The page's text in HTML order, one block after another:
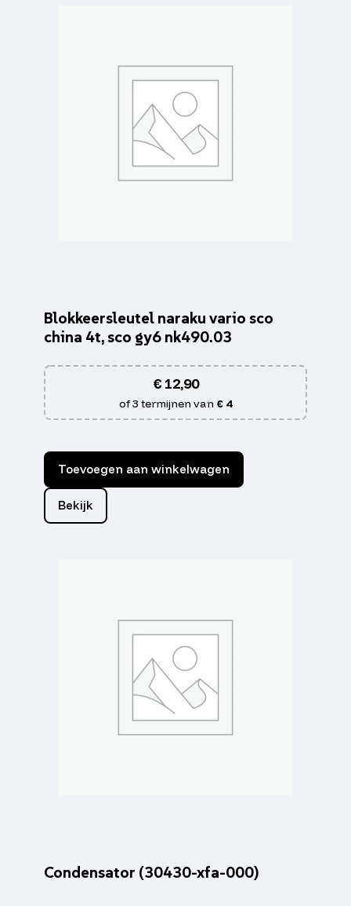
Blokkeersleutel naraku vario sco
china 4t, sco gy6 nk490.03
€12,90
of 3 termijnen van € 4
Toevoegen aan winkelwagen
Bekijk
Condensator (30430-xfa-000)